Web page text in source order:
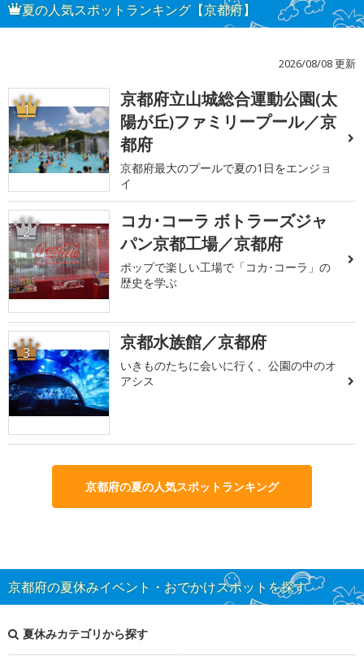
夏の人気スポットランキング【京都府】
2026/08/08 更新
1
京都府立山城総合運動公園(太
陽が丘)ファミリープール／京
都府
京都府最大のプールで夏の1日をエンジョ
イ
2
コカ･コーラ ボトラーズジャ
パン京都工場／京都府
ポップで楽しい工場で「コカ･コーラ」の
歴史を学ぶ
3 京都水族館／京都府
いきものたちに会いに行く、公園の中のオ
アシス
京都府の夏の人気スポットランキング
京都府の夏休みイベント・おでかけスポットを探す
夏休みカテゴリから探す